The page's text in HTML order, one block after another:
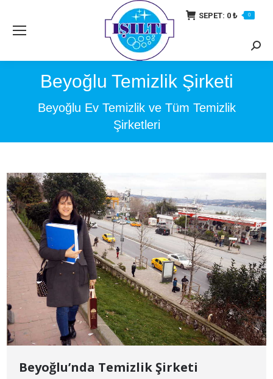
SEPET: 0 ₺ 0
Beyoğlu Temizlik Şirketi
Beyoğlu Ev Temizlik ve Tüm Temizlik
Şirketleri
Beyoğlu’nda Temizlik Şirketi